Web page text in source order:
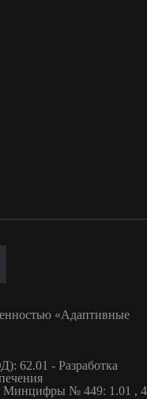
«Адаптивные
62.01 - Разработка
Минцифры № 449: 1.01 ,